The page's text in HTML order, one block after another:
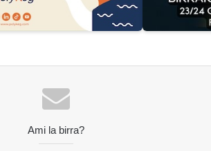
Ami la birra?